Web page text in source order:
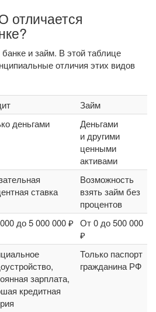
и займ. В этой таблице
отличия этих видов
Займ
деньгами
Деньгами
и другими
ценными
активами
ставка
Возможность
взять займ без
процентов
до 5 000 000 ₽ От 0 до 500 000
₽
зарплата,
кредитная
Только паспорт
гражданина РФ